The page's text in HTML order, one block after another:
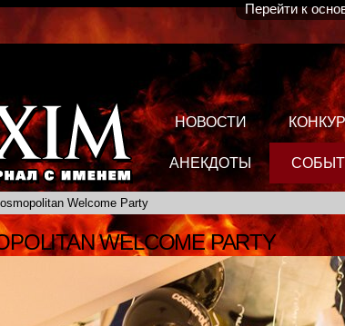
Перейти к
НОВОСТИ
АНЕКДОТЫ
Welcome Party
WELCOME PARTY